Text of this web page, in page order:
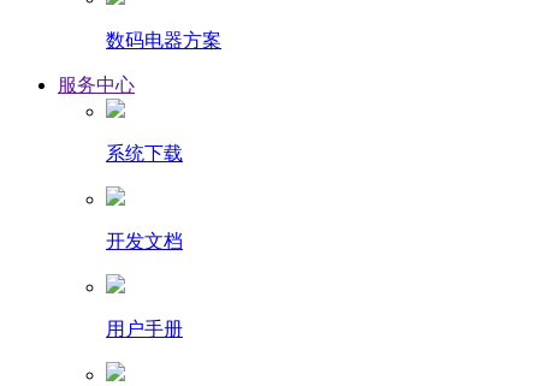
数码电器方案
服务中心
系统下载
开发文档
用户手册